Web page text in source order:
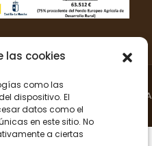
las cookies
como las
dispositivo. El
datos como el
en este sitio. No
a ciertas
Molinos Cano